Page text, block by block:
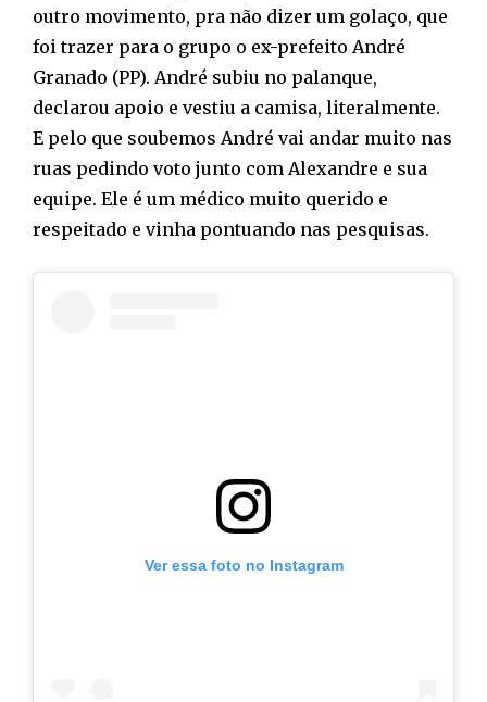
outro movimento, pra não dizer um golaço, que
foi trazer para o grupo o ex-prefeito André
Granado (PP). André subiu no palanque,
declarou apoio e vestiu a camisa, literalmente.
E pelo que soubemos André vai andar muito nas
ruas pedindo voto junto com Alexandre e sua
equipe. Ele é um médico muito querido e
respeitado e vinha pontuando nas pesquisas.
Ver essa foto no Instagram